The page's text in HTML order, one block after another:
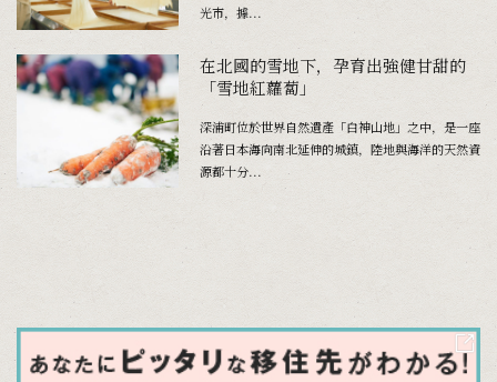
光市，據...
在北國的雪地下，孕育出強健甘甜的
「雪地紅蘿蔔」
深浦町位於世界自然遺產「白神山地」之中，是一座
沿著日本海向南北延伸的城鎮，陸地與海洋的天然資
源都十分...